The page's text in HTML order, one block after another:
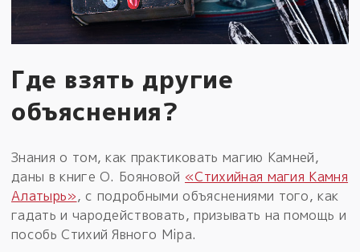
Где взять другие
объяснения?
Знания о том, как практиковать магию Камней,
даны в книге О. Бояновой «Стихийная магия Камня
Алатырь», с подробными объяснениями того, как
гадать и чародействовать, призывать на помощь и
пособь Стихий Явного Мiра.